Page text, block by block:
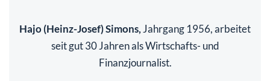
Hajo (Heinz-Josef) Simons, Jahrgang 1956, arbeitet
seit gut 30 Jahren als Wirtschafts- und
Finanzjournalist.